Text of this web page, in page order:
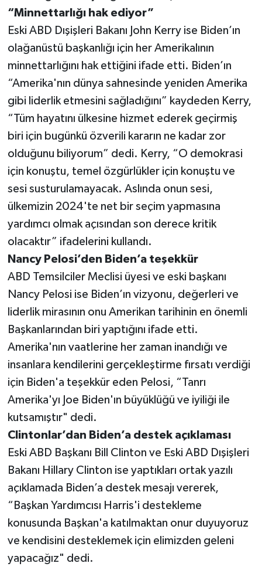
“Minnettarlığı hak ediyor”
Eski ABD Dışişleri Bakanı John Kerry ise Biden’ın
olağanüstü başkanlığı için her Amerikalının
minnettarlığını hak ettiğini ifade etti. Biden’ın
“Amerika'nın dünya sahnesinde yeniden Amerika
gibi liderlik etmesini sağladığını” kaydeden Kerry,
“Tüm hayatını ülkesine hizmet ederek geçirmiş
biri için bugünkü özverili kararın ne kadar zor
olduğunu biliyorum” dedi. Kerry, “O demokrasi
için konuştu, temel özgürlükler için konuştu ve
sesi susturulamayacak. Aslında onun sesi,
ülkemizin 2024'te net bir seçim yapmasına
yardımcı olmak açısından son derece kritik
olacaktır” ifadelerini kullandı.
Nancy Pelosi’den Biden’a teşekkür
ABD Temsilciler Meclisi üyesi ve eski başkanı
Nancy Pelosi ise Biden’ın vizyonu, değerleri ve
liderlik mirasının onu Amerikan tarihinin en önemli
Başkanlarından biri yaptığını ifade etti.
Amerika'nın vaatlerine her zaman inandığı ve
insanlara kendilerini gerçekleştirme fırsatı verdiği
için Biden'a teşekkür eden Pelosi, “Tanrı
Amerika'yı Joe Biden'ın büyüklüğü ve iyiliği ile
kutsamıştır" dedi.
Clintonlar’dan Biden’a destek açıklaması
Eski ABD Başkanı Bill Clinton ve Eski ABD Dışişleri
Bakanı Hillary Clinton ise yaptıkları ortak yazılı
açıklamada Biden’a destek mesajı vererek,
“Başkan Yardımcısı Harris'i destekleme
konusunda Başkan'a katılmaktan onur duyuyoruz
ve kendisini desteklemek için elimizden geleni
yapacağız" dedi.